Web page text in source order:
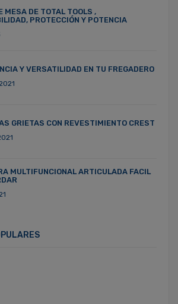
MESA DE TOTAL TOOLS ,
PROTECCIÓN Y POTENCIA
Y VERSATILIDAD EN TU FREGADERO
GRIETAS CON REVESTIMIENTO CREST
MULTIFUNCIONAL ARTICULADA FACIL